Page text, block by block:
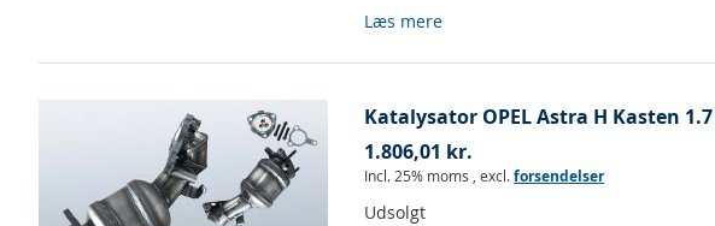
Læs mere
Katalysator OPEL Astra H Kasten 1.7
1.806,01 kr.
Incl. 25% moms ,excl.forsendelser
Udsolgt